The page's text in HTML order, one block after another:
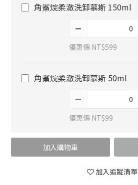
角鯊烷柔澈洗卸慕斯 150ml
優惠價 NT$599
角鯊烷柔澈洗卸慕斯 50ml
優惠價 NT$99
加入購物車
加入追蹤清單